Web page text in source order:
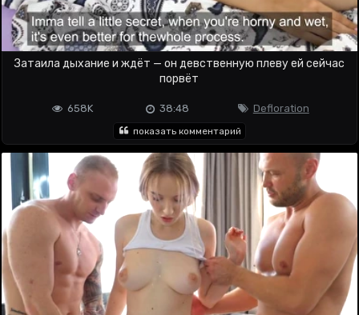
Затаила дыхание и ждёт — он девственную плеву ей сейчас
порвёт
Defloration
38:48
658K
показать комментарий